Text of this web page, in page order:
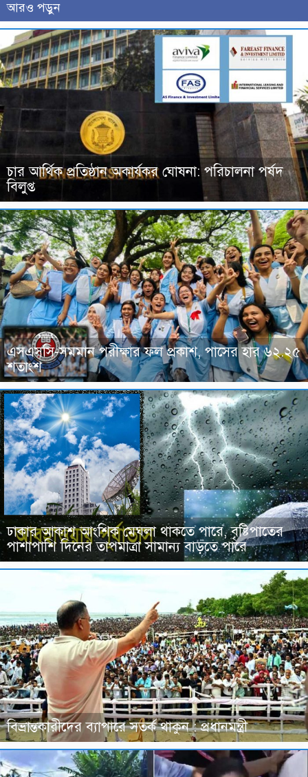
আরও পড়ুন
চার আর্থিক প্রতিষ্ঠান অকার্যকর ঘোষনা: পরিচালনা পর্ষদ
বিলুপ্ত
এসএসসি-সমমান পরীক্ষার ফল প্রকাশ, পাসের হার ৬২.২৫
শতাংশ
ঢাকার আকাশ আংশিক মেঘলা থাকতে পারে, বৃষ্টিপাতের
পাশাপাশি দিনের তাপমাত্রা সামান্য বাড়তে পারে
বিভ্রান্তকারীদের ব্যাপারে সতর্ক থাকুন : প্রধানমন্ত্রী